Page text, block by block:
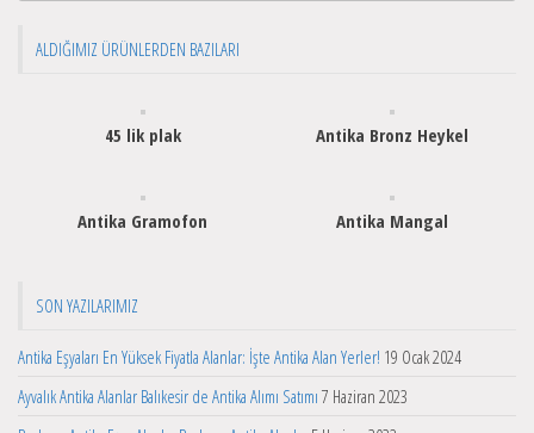
ALDIĞIMIZ ÜRÜNLERDEN BAZILARI
45 lik plak Antika Bronz Heykel
Antika Gramofon Antika Mangal
SON YAZILARIMIZ
Antika Eşyaları En Yüksek Fiyatla Alanlar: İşte Antika Alan Yerler! 19 Ocak 2024
Ayvalık Antika Alanlar Balıkesir de Antika Alımı Satımı 7 Haziran 2023